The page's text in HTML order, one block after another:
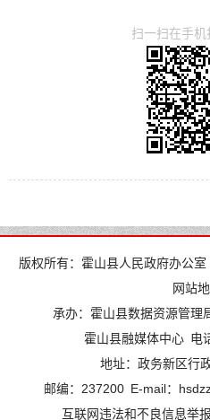
扫一扫在手机
版权所有：霍山县人民政府办公室
网站
承办：霍山县数据资源管理
霍山县融媒体中心 电
地址：政务新区行
邮编：237200 E-mail：
互联网违法和不良信息举